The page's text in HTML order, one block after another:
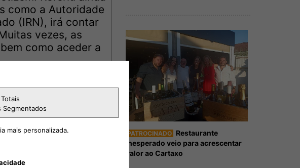
como a Autoridade
(IRN), irá contar
vezes, as
como aceder a
PATROCINADO Restaurante
Inesperado veio para acrescentar
valor ao Cartaxo
Segmentados
mais personalizada.